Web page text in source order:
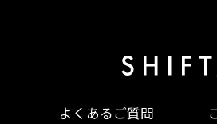
ります。 •柔らかくしっかりと
感を実現します。
よくあるご質問